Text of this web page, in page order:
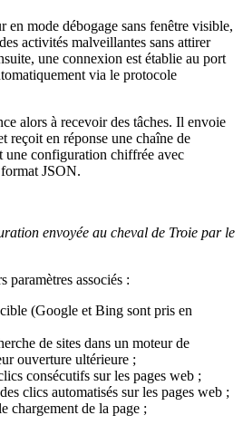
en mode débogage sans fenêtre visible,
activités malveillantes sans attirer
une connexion est établie au port
via le protocole
alors à recevoir des tâches. Il envoie
reçoit en réponse une chaîne de
une configuration chiffrée avec
JSON.
envoyée au cheval de Troie par le
paramètres associés :
(Google et Bing sont pris en
de sites dans un moteur de
ouverture ultérieure ;
consécutifs sur les pages web ;
clics automatisés sur les pages web ;
chargement de la page ;